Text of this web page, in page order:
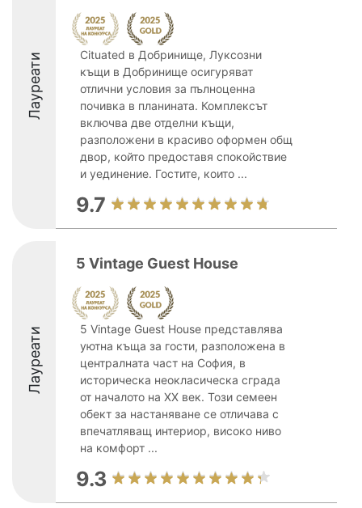
Лауреати
Сituated в Добринище, Луксозни
къщи в Добринище осигуряват
отлични условия за пълноценна
почивка в планината. Комплексът
включва две отделни къщи,
разположени в красиво оформен общ
двор, който предоставя спокойствие
и уединение. Гостите, които ...
9.7
Лауреати
5 Vintage Guest House
5 Vintage Guest House представлява
уютна къща за гости, разположена в
централната част на София, в
историческа неокласическа сграда
от началото на XX век. Този семеен
обект за настаняване се отличава с
впечатляващ интериор, високо ниво
на комфорт ...
9.3